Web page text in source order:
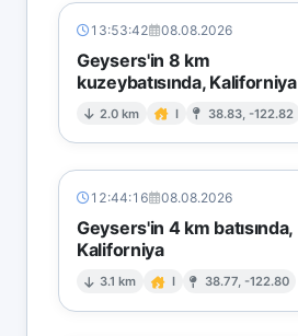
13:53:42 08.08.2026
Geysers'in 8 km
kuzeybatısında, Kaliforniya
2.0 km I 38.83, -122.82
12:44:16 08.08.2026
Geysers'in 4 km batısında,
Kaliforniya
3.1 km I 38.77, -122.80